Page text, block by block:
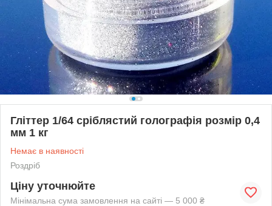
Гліттер 1/64 сріблястий голографія розмір 0,4
мм 1 кг
Немає в наявності
Роздріб
Ціну уточнюйте
Мінімальна сума замовлення на сайті — 5 000 ₴